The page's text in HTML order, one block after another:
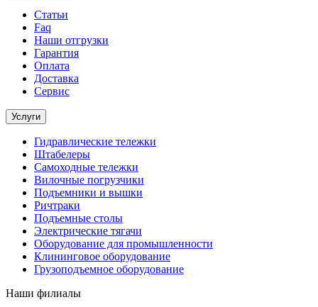
Статьи
Faq
Наши отгрузки
Гарантия
Оплата
Доставка
Сервис
Услуги
Гидравлические тележки
Штабелеры
Самоходные тележки
Вилочные погрузчики
Подъемники и вышки
Ричтраки
Подъемные столы
Электрические тягачи
Оборудование для промышленности
Клининговое оборудование
Грузоподъемное оборудование
Наши филиалы